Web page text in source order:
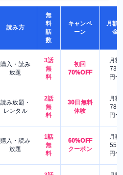
読み方
無
料
話
数
キャンペ
ーン
月額
金
購入・読み
放題
3話
無
料
初回
70%OFF
月額
730
円〜
読み放題・
レンタル
2話
無
料
30日無料
体験
月額
780
円〜
購入・読み
放題
1話
無
料
60%OFF
クーポン
月額
550
円〜